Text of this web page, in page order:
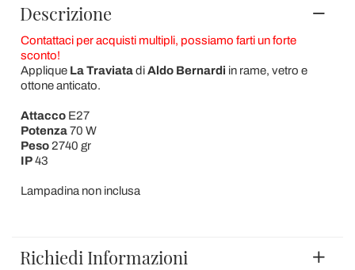
Descrizione
Contattaci per acquisti multipli, possiamo farti un forte
sconto!
Applique La TraviatadiAldo Bernardi in rame, vetro e
ottone anticato.
Attacco E27
Potenza70 W
Peso 2740 gr
IP43
Lampadina non inclusa
Richiedi Informazioni